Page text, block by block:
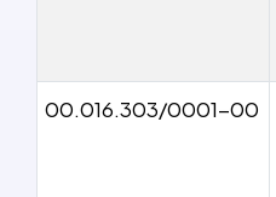
00.016.303/0001-00